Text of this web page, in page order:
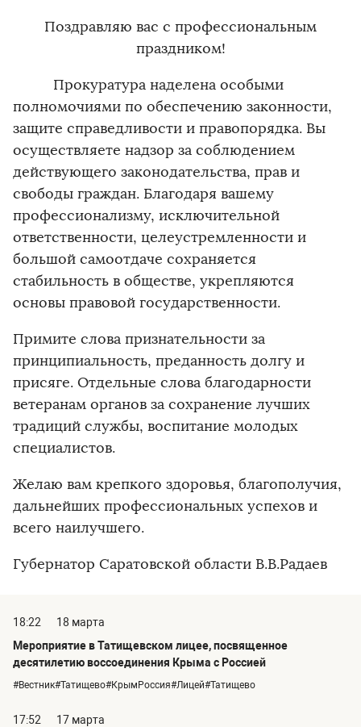
Поздравляю вас с профессиональным
праздником!
Прокуратура наделена особыми
полномочиями по обеспечению законности,
защите справедливости и правопорядка. Вы
осуществляете надзор за соблюдением
действующего законодательства, прав и
свободы граждан. Благодаря вашему
профессионализму, исключительной
ответственности, целеустремленности и
большой самоотдаче сохраняется
стабильность в обществе, укрепляются
основы правовой государственности.
Примите слова признательности за
принципиальность, преданность долгу и
присяге. Отдельные слова благодарности
ветеранам органов за сохранение лучших
традиций службы, воспитание молодых
специалистов.
Желаю вам крепкого здоровья, благополучия,
дальнейших профессиональных успехов и
всего наилучшего.
Губернатор Саратовской области В.В.Радаев
18:22
18 марта
Мероприятие в Татищевском лицее, посвященное
десятилетию воссоединения Крыма с Россией
#Вестник#Татищево#КрымРоссия#Лицей#Татищево
17:52
17 марта